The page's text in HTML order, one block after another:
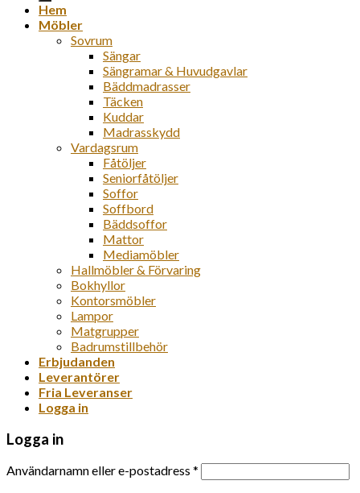
Hem
Möbler
Sovrum
Sängar
Sängramar & Huvudgavlar
Bäddmadrasser
Täcken
Kuddar
Madrasskydd
Vardagsrum
Fåtöljer
Seniorfåtöljer
Soffor
Soffbord
Bäddsoffor
Mattor
Mediamöbler
Hallmöbler & Förvaring
Bokhyllor
Kontorsmöbler
Lampor
Matgrupper
Badrumstillbehör
Erbjudanden
Leverantörer
Fria Leveranser
Logga in
Logga in
Användarnamn eller e-postadress *